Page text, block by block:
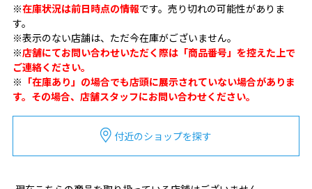
※在庫状況は前日時点の情報です。売り切れの可能性がありま
す。
※表示のない店舗は、ただ今在庫がございません。
※店舗にてお問い合わせいただく際は「商品番号」を控えた上で
ご連絡ください。
※ 「在庫あり」の場合でも店頭に展示されていない場合がありま
す。その場合、店舗スタッフにお問い合わせください。
付近のショップを探す